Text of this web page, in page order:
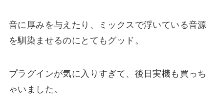
音に厚みを与えたり、ミックスで浮いている音源
を馴染ませるのにとてもグッド。
プラグインが気に入りすぎて、後日実機も買っち
ゃいました。